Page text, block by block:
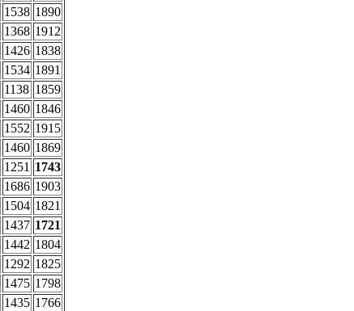
1538 1890
1368 1912
1426 1838
1534 1891
1138 1859
1460 1846
1552 1915
1460 1869
1251 1743
1686 1903
1504 1821
1437 1721
1442 1804
1292 1825
1475 1798
1435 1766